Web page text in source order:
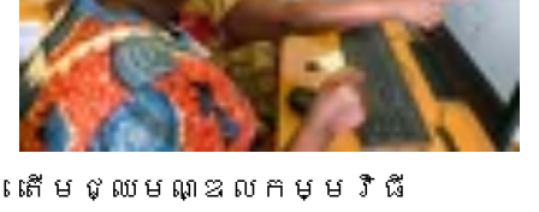
តើ​មជ្ឈមណ្ឌល​កម្មវិធី​